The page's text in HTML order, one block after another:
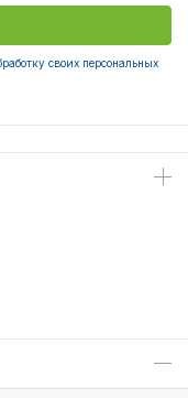
своих персональных